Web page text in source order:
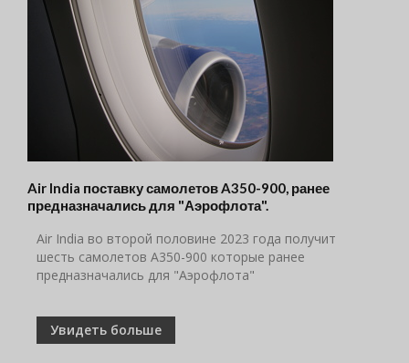
Air India поставку самолетов A350-900, ранее
предназначались для "Аэрофлота".
Air India во второй половине 2023 года получит
шесть самолетов A350-900 которые ранее
предназначались для "Аэрофлота"
Увидеть больше